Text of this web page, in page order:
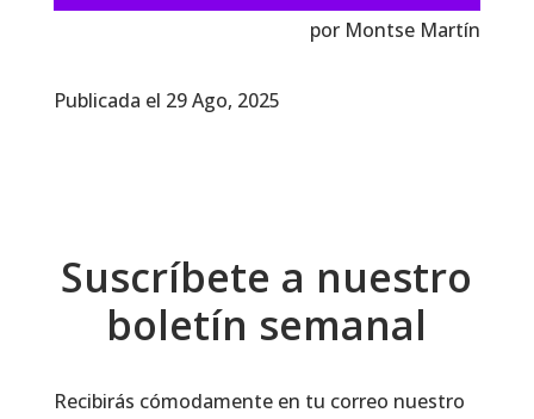
por Montse Martín
Publicada el 29 Ago, 2025
Suscríbete a nuestro
boletín semanal
Recibirás cómodamente en tu correo nuestro